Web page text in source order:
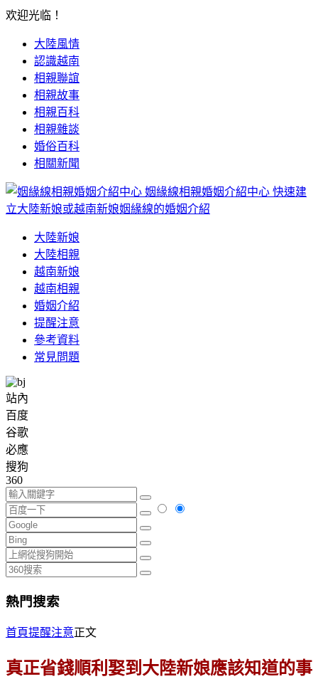
欢迎光临！
大陸風情
認識越南
相親聯誼
相親故事
相親百科
相親雜談
婚俗百科
相關新聞
姻緣線相親婚姻介紹中心 快速建
立大陸新娘或越南新娘姻緣線的婚姻介紹
大陸新娘
大陸相親
越南新娘
越南相親
婚姻介紹
提醒注意
參考資料
常見問題
站內
百度
谷歌
必應
搜狗
360
熱門搜索
首頁提醒注意正文
真正省錢順利娶到大陸新娘應該知道的事